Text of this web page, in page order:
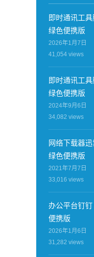
即时通讯工
绿色便携版
2026年1月7日
41,054 views
即时通讯工
绿色便携版
2024年9月6日
34,082 views
网络下载器
绿色便携版
2021年7月7日
33,016 views
办公平台钉
便携版
2026年1月6日
31,282 views